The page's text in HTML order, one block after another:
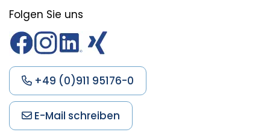
Folgen Sie uns
+49 (0)911 95176-0
E-Mail schreiben